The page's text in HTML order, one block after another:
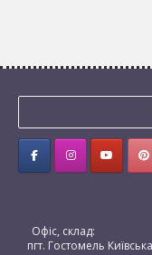
Офіс, склад:
пгт. Гостомель